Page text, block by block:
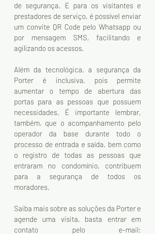
de segurança. E para os visitantes e
prestadores de serviço, é possível enviar
um convite QR Code pelo Whatsapp ou
por mensagem SMS, facilitando e
agilizando os acessos.
Além da tecnológica, a segurança da
Porter é inclusiva, pois permite
aumentar o tempo de abertura das
portas para as pessoas que possuem
necessidades. É importante lembrar,
também, que o acompanhamento pelo
operador da base durante todo o
processo de entrada e saída, bem como
o registro de todas as pessoas que
entraram no condomínio, contribuem
para a segurança de todos os
moradores.
Saiba mais sobre as soluções da Porter e
agende uma visita, basta entrar em